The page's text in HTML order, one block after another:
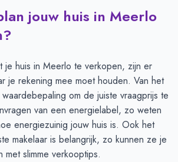
per maand - Meerlo
5
4
1
4
jouw huis in Meerlo
je huis in Meerlo te verkopen, zijn er
je rekening mee moet houden. Van het
om de juiste vraagprijs te
van een energielabel, zo weten
energiezuinig jouw huis is. Ook het
makelaar is belangrijk, zo kunnen ze je
slimme verkooptips.